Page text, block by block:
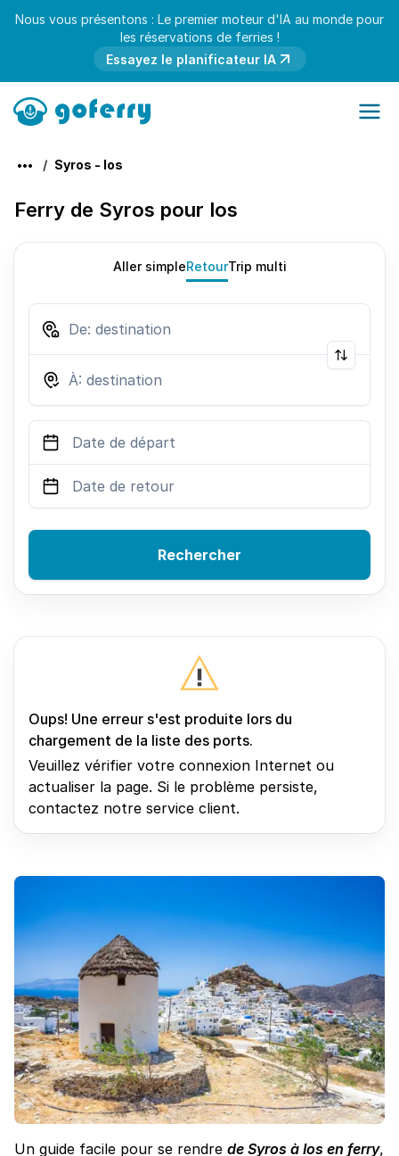
Nous vous présentons : Le premier moteur d'IA au monde pour
les réservations de ferries !
Essayez le planificateur IA
Syros - Ios
Ferry de Syros pour Ios
Un guide facile pour se rendre de Syros à Ios en ferry,
Aller simpleRetourTrip multi
Rechercher
Oups! Une erreur s'est produite lors du
chargement de la liste des ports.
Veuillez vérifier votre connexion Internet ou
actualiser la page. Si le problème persiste,
contactez notre service client.